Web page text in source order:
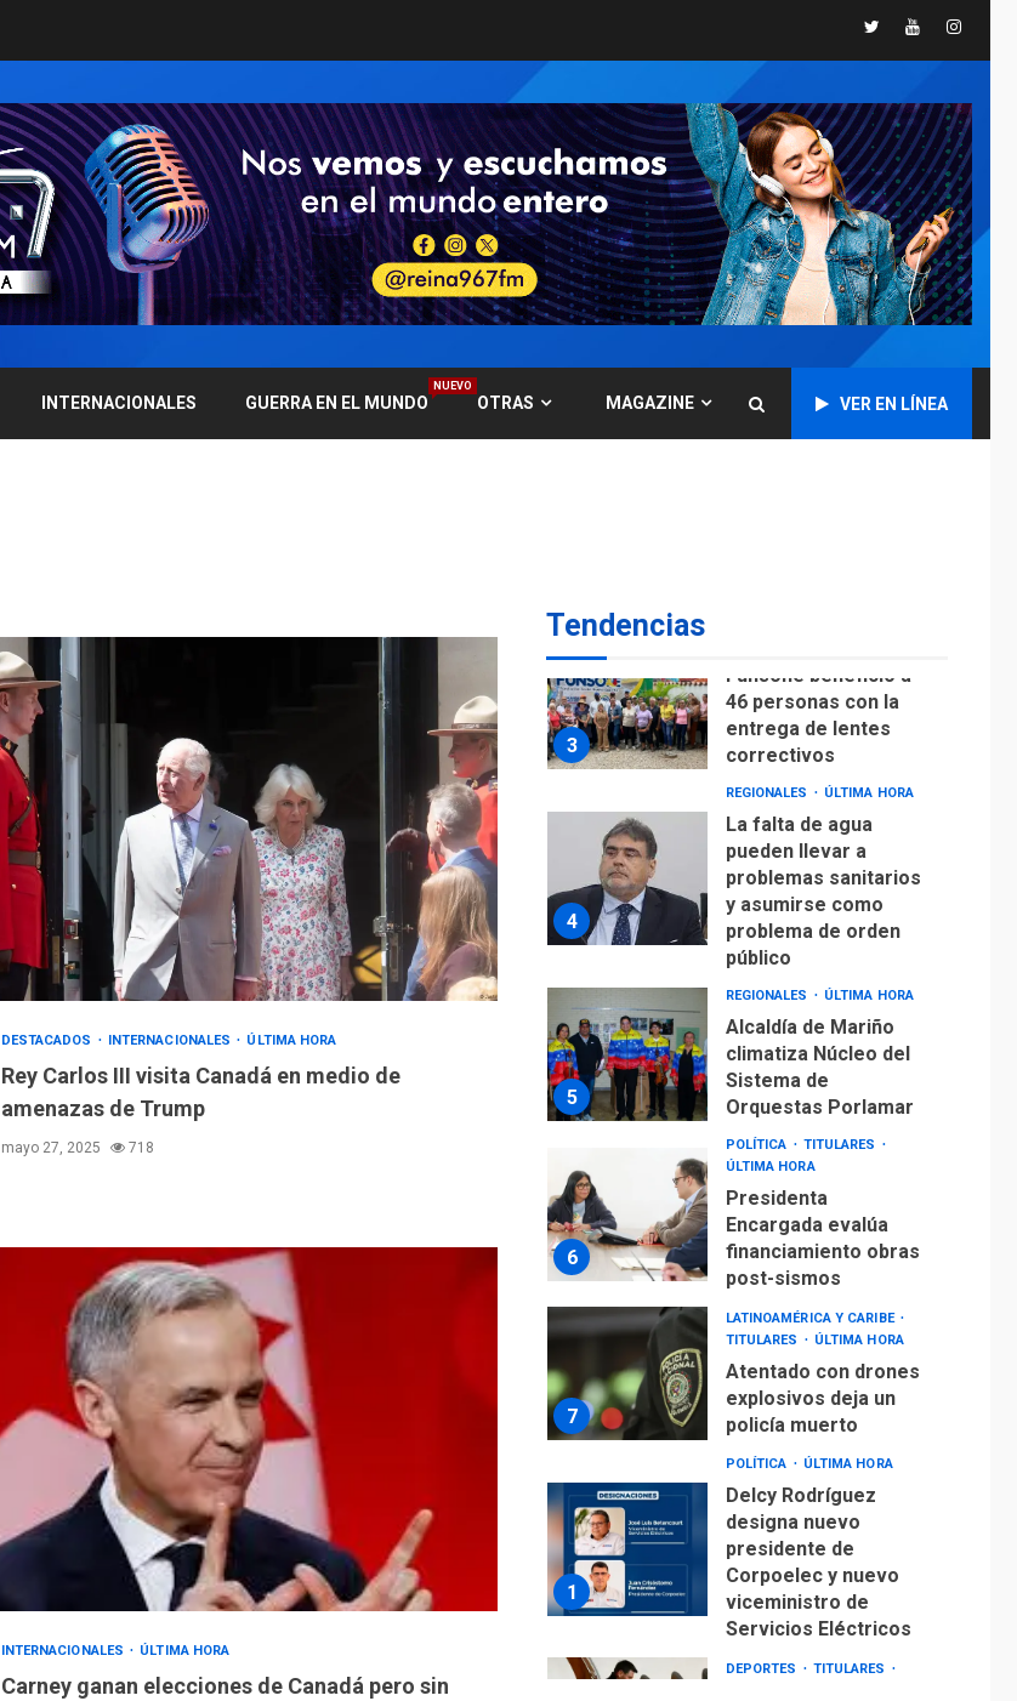
TwitterYoutube
INTERNACIONALES GUERRA EN EL MUNDO
NUEVO
OTRAS MAGAZINE VER EN LÍNEA
DESTACADOS INTERNACIONALES ÚLTIMA HORA
Rey Carlos III visita Canadá en medio de
amenazas de Trump
mayo 27, 2025 718
INTERNACIONALES ÚLTIMA HORA
Carney ganan elecciones de Canadá pero sin
Tendencias
financiamiento obras
post-sismos
7
LATINOAMÉRICA Y CARIBE
TITULARES
ÚLTIMA HORA
Atentado con drones
explosivos deja un
policía muerto
POLÍTICA ÚLTIMA HORA
Delcy Rodríguez
Corpoelec y nuevo
3
Funsone benefició a
46 personas con la
entrega de lentes
correctivos
4
REGIONALES ÚLTIMA HORA
La falta de agua
pueden llevar a
problemas sanitarios
y asumirse como
problema de orden
público
5
REGIONALES ÚLTIMA HORA
Alcaldía de Mariño
climatiza Núcleo del
Sistema de
Orquestas Porlamar
6
POLÍTICA
TITULARES
ÚLTIMA HORA
Presidenta
Encargada evalúa
financiamiento obras
post-sismos
7
LATINOAMÉRICA Y CARIBE
TITULARES
ÚLTIMA HORA
Atentado con drones
explosivos deja un
policía muerto
1
POLÍTICA ÚLTIMA HORA
Delcy Rodríguez
designa nuevo
presidente de
Corpoelec y nuevo
viceministro de
Servicios Eléctricos
DEPORTES
TITULARES